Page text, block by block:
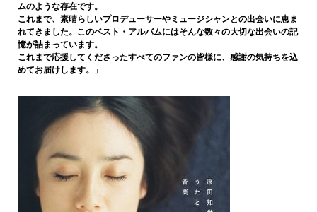
ムのような存在です。
これまで、素晴らしいプロデューサーやミュージシャンとの出会いに恵ま
れてきました。このベスト・アルバムにはそんな数々の大切な出会いの記
憶が詰まっています。
これまで応援してくださったすべてのファンの皆様に、感謝の気持ちを込
めてお届けします。」